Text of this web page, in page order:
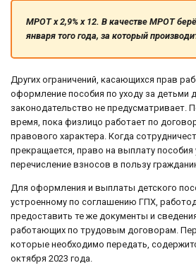
МРОТ х 2,9% х 12. В качестве МРОТ
января того года, за который
Других ограничений, касающихся прав
оформление пособия по уходу за детьми
законодательство не предусматривает.
время, пока физлицо работает по
правового характера. Когда
прекращается, право на выплату пособия
перечисление взносов в пользу
Для оформления и выплаты детского
устроенному по соглашению ГПХ,
предоставить те же документы и
работающих по трудовым договорам.
которые необходимо передать,
октября 2023 года.